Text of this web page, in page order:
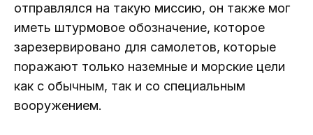
отправлялся на такую ​​миссию, он также мог
иметь штурмовое обозначение, которое
зарезервировано для самолетов, которые
поражают только наземные и морские цели
как с обычным, так и со специальным
вооружением.